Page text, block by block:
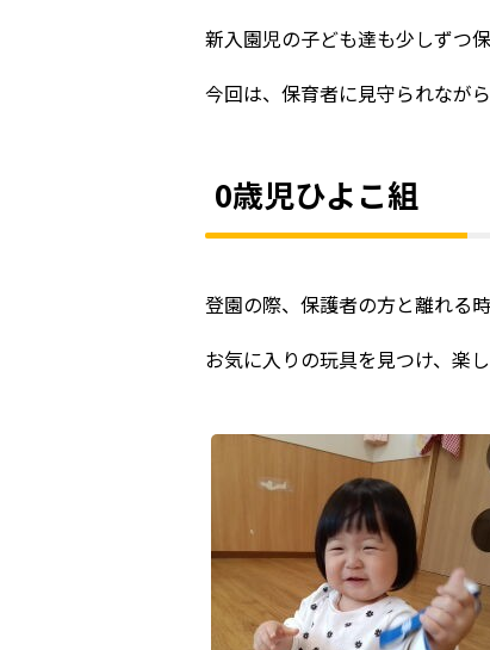
新入園児の子ども達も少しずつ
今回は、保育者に見守られなが
0歳児ひよこ組
登園の際、保護者の方と離れる
お気に入りの玩具を見つけ、楽